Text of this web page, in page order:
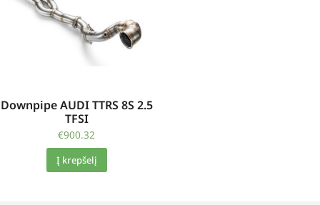
Downpipe AUDI TTRS 8S 2.5
TFSI
€900.32
Į krepšelį